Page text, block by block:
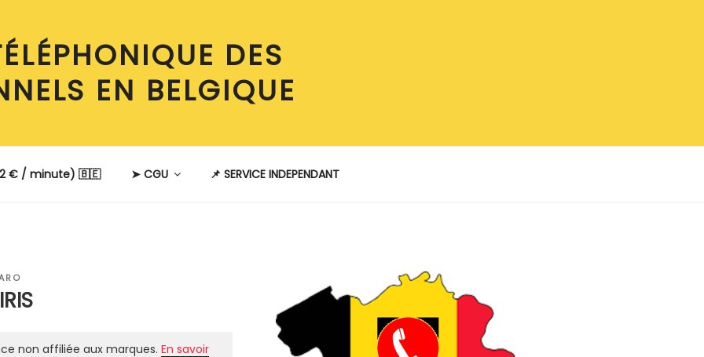
DES
EN BELGIQUE
€ / minute) 🇧🇪 ➤ CGU 📌 SERVICE INDEPENDANT
non affiliée aux marques. En savoir